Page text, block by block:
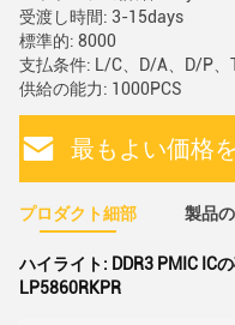
受渡し時間: 3-15days
標準的: 8000
支払条件: L/C、D/A、D/P
供給の能力: 1000PCS
最もよい価格
プロダクト細部 製品
ハイライト: DDR3 PMIC IC
LP5860RKPR